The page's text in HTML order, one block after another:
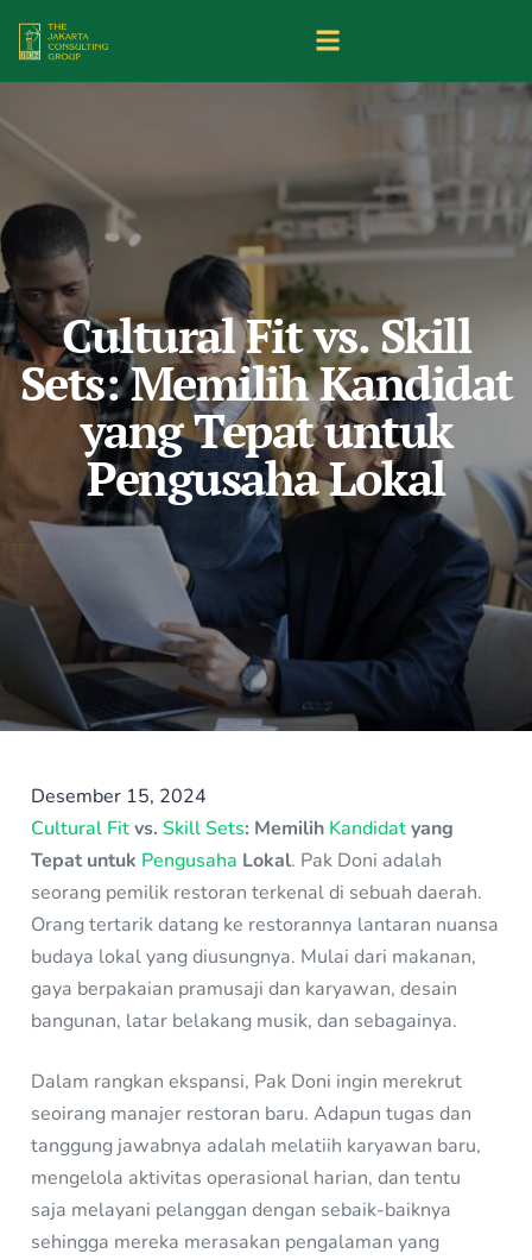
Cultural Fit vs. Skill
Sets: Memilih Kandidat
yang Tepat untuk
Pengusaha Lokal
Desember 15, 2024
Cultural Fitvs.Skill Sets: Memilih Kandidatyang
Tepat untuk Pengusaha Lokal. Pak Doni adalah
seorang pemilik restoran terkenal di sebuah daerah.
Orang tertarik datang ke restorannya lantaran nuansa
budaya lokal yang diusungnya. Mulai dari makanan,
gaya berpakaian pramusaji dan karyawan, desain
bangunan, latar belakang musik, dan sebagainya.
Dalam rangkan ekspansi, Pak Doni ingin merekrut
seoirang manajer restoran baru. Adapun tugas dan
tanggung jawabnya adalah melatiih karyawan baru,
mengelola aktivitas operasional harian, dan tentu
saja melayani pelanggan dengan sebaik-baiknya
sehingga mereka merasakan pengalaman yang